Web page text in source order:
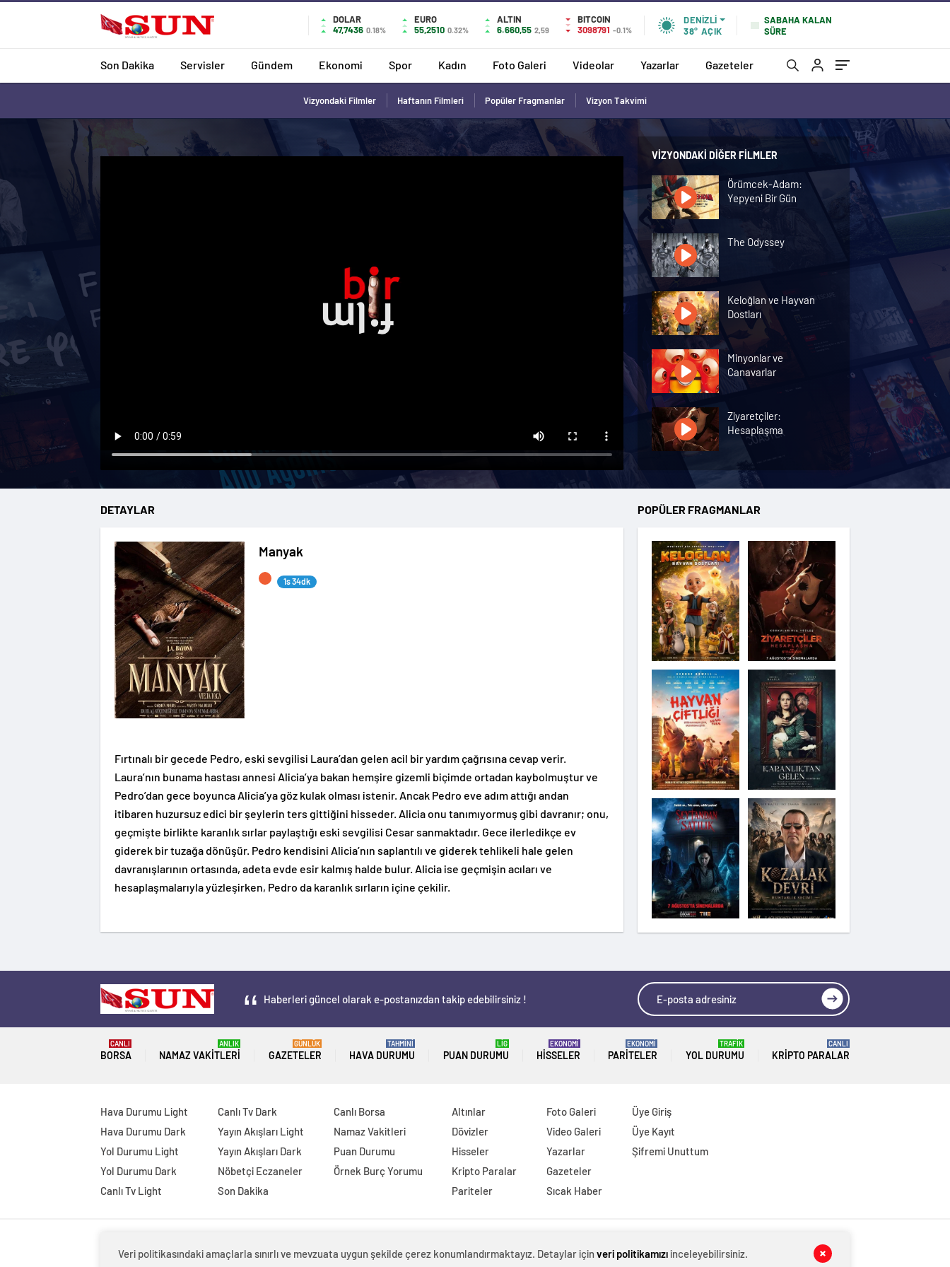
DOLAR
47,7436 0.18%
EURO
55,2510 0.32%
ALTIN
6.660,55 2,59
BITCOIN
3098791 -0.1%
DENIZLI
38° AÇIK
SABAHA KALAN
SÜRE
Son Dakika Servisler Gündem Ekonomi Spor Kadın Foto Galeri Videolar Yazarlar Gazeteler
Vizyondaki Filmler Haftanın Filmleri Popüler Fragmanlar Vizyon Takvimi
VIZYONDAKI DIĞER FILMLER
Örümcek-Adam:
Yepyeni Bir Gün
The Odyssey
Keloğlan ve Hayvan
Dostları
Minyonlar ve
Canavarlar
Ziyaretçiler:
Hesaplaşma
Nasreddin Hoca:
Zaman Yolcusu 4
Hayvan Çiftliği
Karanlıktan Gelen
Şeytandan Satılık
Kozalak Devri
Moana
DETAYLAR
Manyak
1s 34dk
Fırtınalı bir gecede Pedro, eski sevgilisi Laura’dan gelen acil bir yardım çağrısına cevap verir.
Laura’nın bunama hastası annesi Alicia’ya bakan hemşire gizemli biçimde ortadan kaybolmuştur ve
Pedro’dan gece boyunca Alicia’ya göz kulak olması istenir. Ancak Pedro eve adım attığı andan
itibaren huzursuz edici bir şeylerin ters gittiğini hisseder. Alicia onu tanımıyormuş gibi davranır; onu,
geçmişte birlikte karanlık sırlar paylaştığı eski sevgilisi Cesar sanmaktadır. Gece ilerledikçe ev
giderek bir tuzağa dönüşür. Pedro kendisini Alicia’nın saplantılı ve giderek tehlikeli hale gelen
davranışlarının ortasında, adeta evde esir kalmış halde bulur. Alicia ise geçmişin acıları ve
hesaplaşmalarıyla yüzleşirken, Pedro da karanlık sırların içine çekilir.
POPÜLER FRAGMANLAR
Haberleri güncel olarak e-postanızdan takip edebilirsiniz !
BORSA
CANLI
NAMAZ VAKITLERI
ANLIK
GAZETELER
GÜNLÜK
HAVA DURUMU
TAHMİNİ
PUAN DURUMU
LİG
HISSELER
EKONOMİ
PARITELER
EKONOMİ
YOL DURUMU
TRAFİK
KRIPTO PARALAR
CANLI
Hava Durumu Light
Hava Durumu Dark
Yol Durumu Light
Yol Durumu Dark
Canlı Tv Light
Canlı Tv Dark
Yayın Akışları Light
Yayın Akışları Dark
Nöbetçi Eczaneler
Son Dakika
Canlı Borsa
Namaz Vakitleri
Puan Durumu
Örnek Burç Yorumu
Altınlar
Dövizler
Hisseler
Kripto Paralar
Pariteler
Foto Galeri
Video Galeri
Yazarlar
Gazeteler
Sıcak Haber
Üye Giriş
Üye Kayıt
Şifremi Unuttum
Veri politikasındaki amaçlarla sınırlı ve mevzuata uygun şekilde çerez konumlandırmaktayız. Detaylar için veri politikamızıinceleyebilirsiniz.